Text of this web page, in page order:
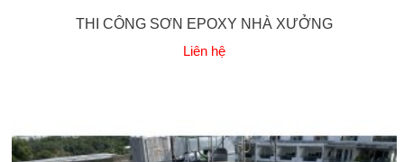
THI CÔNG SƠN EPOXY NHÀ XƯỞNG
Liên hệ